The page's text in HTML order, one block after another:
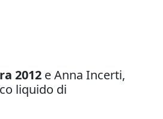
2012 e Anna Incerti,
liquido di